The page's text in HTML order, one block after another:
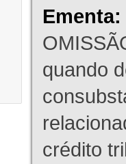
Ementa:
quando
crédito